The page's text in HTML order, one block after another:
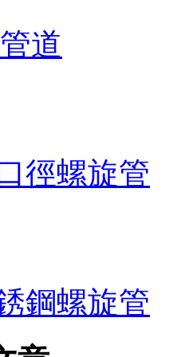
道
徑螺旋管
鋼螺旋管